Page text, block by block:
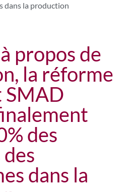
dans la production
propos de
la réforme
SMAD
des
dans la